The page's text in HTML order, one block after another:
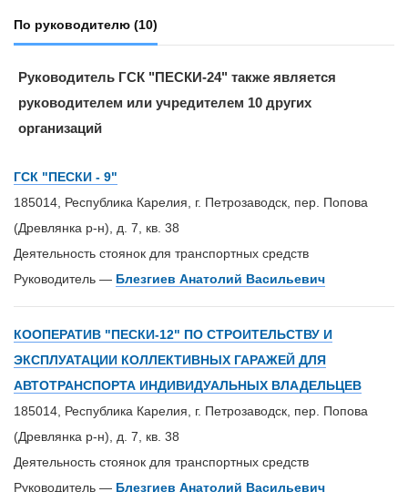
По руководителю (10)
Руководитель ГСК "ПЕСКИ-24" также является
руководителем или учредителем 10 других
организаций
ГСК "ПЕСКИ - 9"
185014, Республика Карелия, г. Петрозаводск, пер. Попова
(Древлянка р-н), д. 7, кв. 38
Деятельность стоянок для транспортных средств
Руководитель — Блезгиев Анатолий Васильевич
КООПЕРАТИВ "ПЕСКИ-12" ПО СТРОИТЕЛЬСТВУ И
ЭКСПЛУАТАЦИИ КОЛЛЕКТИВНЫХ ГАРАЖЕЙ ДЛЯ
АВТОТРАНСПОРТА ИНДИВИДУАЛЬНЫХ ВЛАДЕЛЬЦЕВ
185014, Республика Карелия, г. Петрозаводск, пер. Попова
(Древлянка р-н), д. 7, кв. 38
Деятельность стоянок для транспортных средств
Руководитель — Блезгиев Анатолий Васильевич